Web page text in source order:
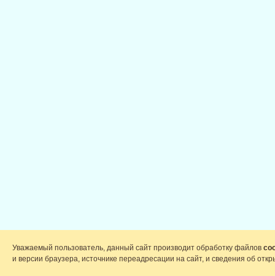
Уважаемый пользователь, данный сайт производит обработку файлов
и версии браузера, источнике переадресации на сайт, и сведения об